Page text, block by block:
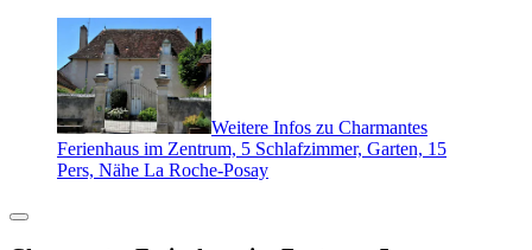
Weitere Infos zu Charmantes
Ferienhaus im Zentrum, 5 Schlafzimmer, Garten, 15
Pers, Nähe La Roche-Posay